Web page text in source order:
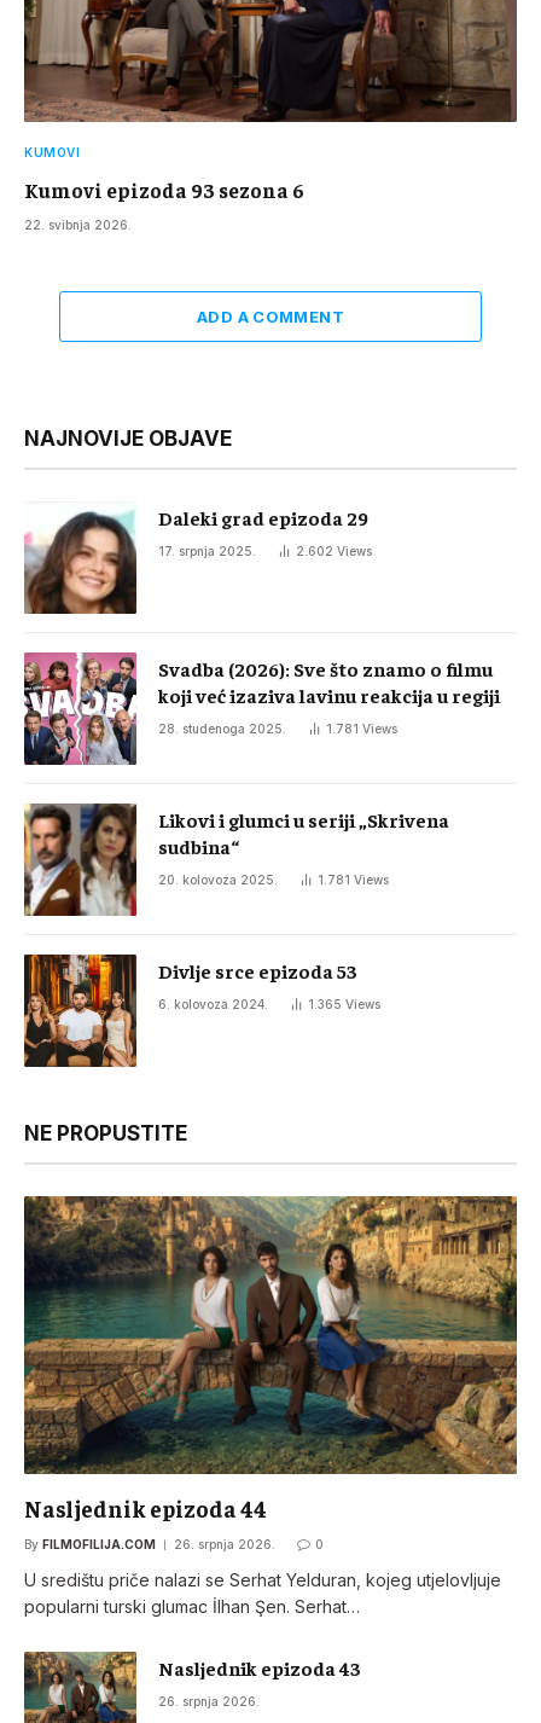
KUMOVI
Kumovi epizoda 93 sezona 6
22. svibnja 2026.
ADD A COMMENT
NAJNOVIJE OBJAVE
Daleki grad epizoda 29
17. srpnja 2025. 2.602 Views
Svadba (2026): Sve što znamo o filmu
koji već izaziva lavinu reakcija u regiji
28. studenoga 2025. 1.781 Views
Likovi i glumci u seriji „Skrivena
sudbina“
20. kolovoza 2025. 1.781 Views
Divlje srce epizoda 53
6. kolovoza 2024. 1.365 Views
NE PROPUSTITE
Nasljednik epizoda 44
By FILMOFILIJA.COM 26. srpnja 2026. 0
U središtu priče nalazi se Serhat Yelduran, kojeg utjelovljuje
popularni turski glumac İlhan Şen. Serhat…
Nasljednik epizoda 43
26. srpnja 2026.